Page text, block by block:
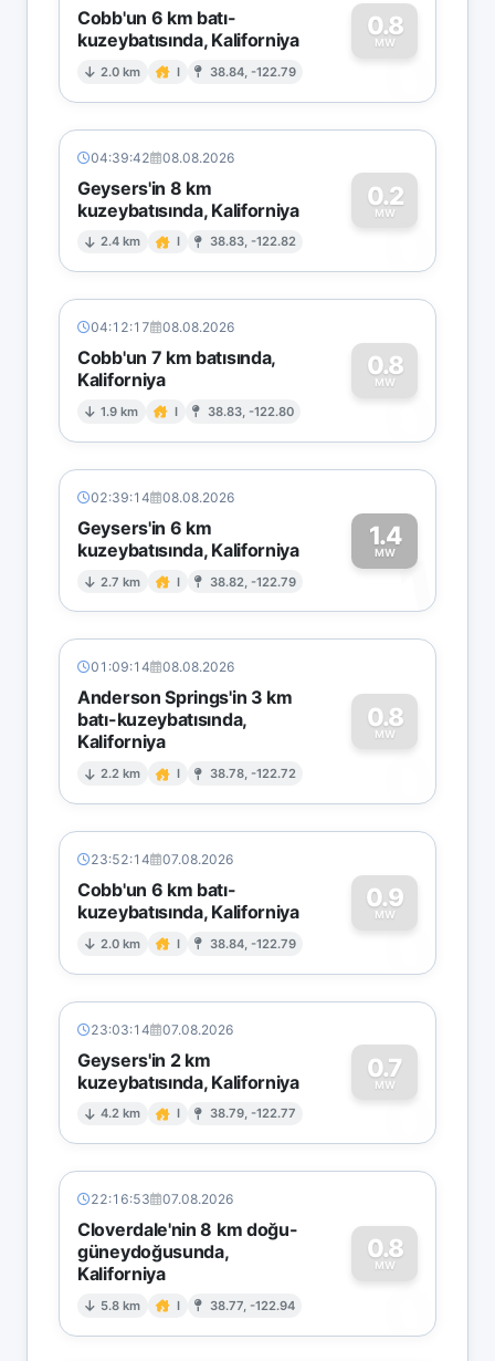
Cobb'un 6 km batı-
kuzeybatısında, Kaliforniya
2.0 km I 38.84, -122.79
0.8
MW
0
04:39:42 08.08.2026
Geysers'in 8 km
kuzeybatısında, Kaliforniya
2.4 km I 38.83, -122.82
0.2
MW
0
04:12:17 08.08.2026
Cobb'un 7 km batısında,
Kaliforniya
1.9 km I 38.83, -122.80
0.8
MW
0
02:39:14 08.08.2026
Geysers'in 6 km
kuzeybatısında, Kaliforniya
2.7 km I 38.82, -122.79
1.4
MW1
01:09:14 08.08.2026
Anderson Springs'in 3 km
batı-kuzeybatısında,
Kaliforniya
2.2 km I 38.78, -122.72
0.8
MW
0
23:52:14 07.08.2026
Cobb'un 6 km batı-
kuzeybatısında, Kaliforniya
2.0 km I 38.84, -122.79
0.9
MW
0
23:03:14 07.08.2026
Geysers'in 2 km
kuzeybatısında, Kaliforniya
4.2 km I 38.79, -122.77
0.7
MW
0
22:16:53 07.08.2026
Cloverdale'nin 8 km doğu-
güneydoğusunda,
Kaliforniya
5.8 km I 38.77, -122.94
0.8
MW
0